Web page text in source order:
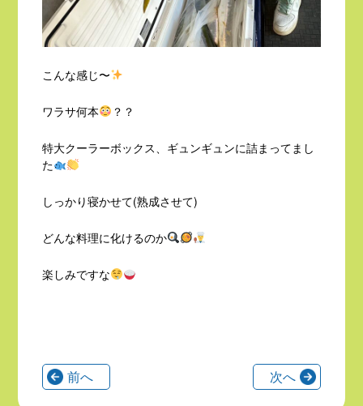
こんな感じ〜
ワラサ何本 ？？
特大クーラーボックス、ギュンギュンに詰まってまし
た
しっかり寝かせて(熟成させて)
どんな料理に化けるのか
楽しみですな
前へ 次へ